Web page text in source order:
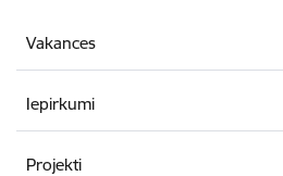
Vakances
Iepirkumi
Projekti